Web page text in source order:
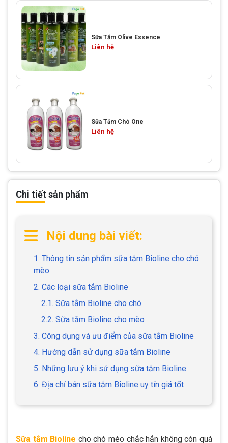
Chi tiết sản phẩm
Nội dung bài viết:
1. Thông tin sản phẩm sữa tắm Bioline cho chó
mèo
2. Các loại sữa tắm Bioline
2.1. Sữa tắm Bioline cho chó
2.2. Sữa tắm Bioline cho mèo
3. Công dụng và ưu điểm của sữa tắm Bioline
4. Hướng dẫn sử dụng sữa tắm Bioline
5. Những lưu ý khi sử dụng sữa tắm Bioline
6. Địa chỉ bán sữa tắm Bioline uy tín giá tốt
Sữa tắm Bioline cho chó mèo chắc hẳn không còn quá
Sữa Tắm Olive Essence
Liên hệ
Sữa Tắm Chó One
Liên hệ